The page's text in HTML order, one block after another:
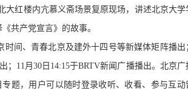
大红楼内亢慕义斋场景复原现场，讲述北京大学
共产党宣言》的故事。
间、青春北京及建外十四号等新媒体矩阵播出
；11月30日14:15于BRTV新闻广播播出。北京广
题，用户可以随时登录收听、收看、参与互动